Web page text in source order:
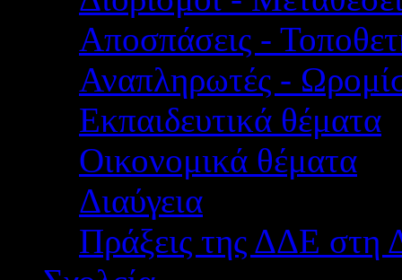
Αποσπάσεις -
Αναπληρωτές -
Εκπαιδευτικά θέματα
Οικονομικά θέματα
Διαύγεια
Πράξεις της ΔΔΕ στη